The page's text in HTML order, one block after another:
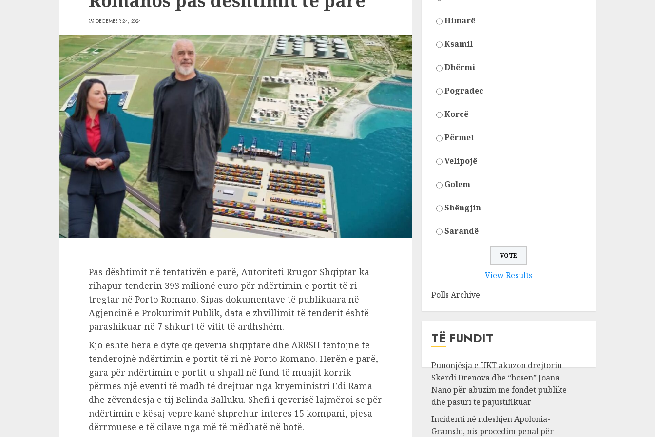
DECEMBER 24, 2024
Pas dështimit në tentativën e parë, Autoriteti Rrugor Shqiptar ka
rihapur tenderin 393 milionë euro për ndërtimin e portit të ri
tregtar në Porto Romano. Sipas dokumentave të publikuara në
Agjencinë e Prokurimit Publik, data e zhvillimit të tenderit është
parashikuar në 7 shkurt të vitit të ardhshëm.
Kjo është hera e dytë që qeveria shqiptare dhe ARRSH tentojnë të
tenderojnë ndërtimin e portit të ri në Porto Romano. Herën e parë,
gara për ndërtimin e portit u shpall në fund të muajit korrik
përmes një eventi të madh të drejtuar nga kryeministri Edi Rama
dhe zëvendesja e tij Belinda Balluku. Shefi i qeverisë lajmëroi se për
ndërtimin e kësaj vepre kanë shprehur interes 15 kompani, pjesa
dërrmuese e të cilave nga më të mëdhatë në botë.
Himarë
Ksamil
Dhërmi
Pogradec
Korcë
Përmet
Velipojë
Golem
Shëngjin
Sarandë
View Results
Polls Archive
TË FUNDIT
Punonjësja e UKT akuzon drejtorin
Skerdi Drenova dhe “bosen” Joana
Nano për abuzim me fondet publike
dhe pasuri të pajustifikuar
Incidenti në ndeshjen Apolonia-
Gramshi, nis procedim penal për